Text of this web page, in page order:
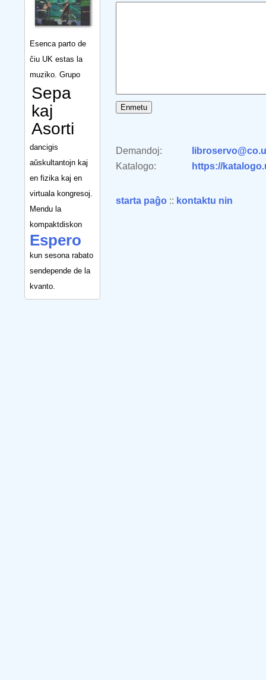
Esenca parto de
ĉiu UK estas la
muziko. Grupo
Sepa
kaj
Asorti
dancigis
aŭskultantojn kaj
en fizika kaj en
virtuala kongresoj.
Mendu la
kompaktdiskon
Espero
kun sesona rabato
sendepende de la
kvanto.
Demandoj:
Katalogo:
https://
starta paĝo :: kontaktu nin